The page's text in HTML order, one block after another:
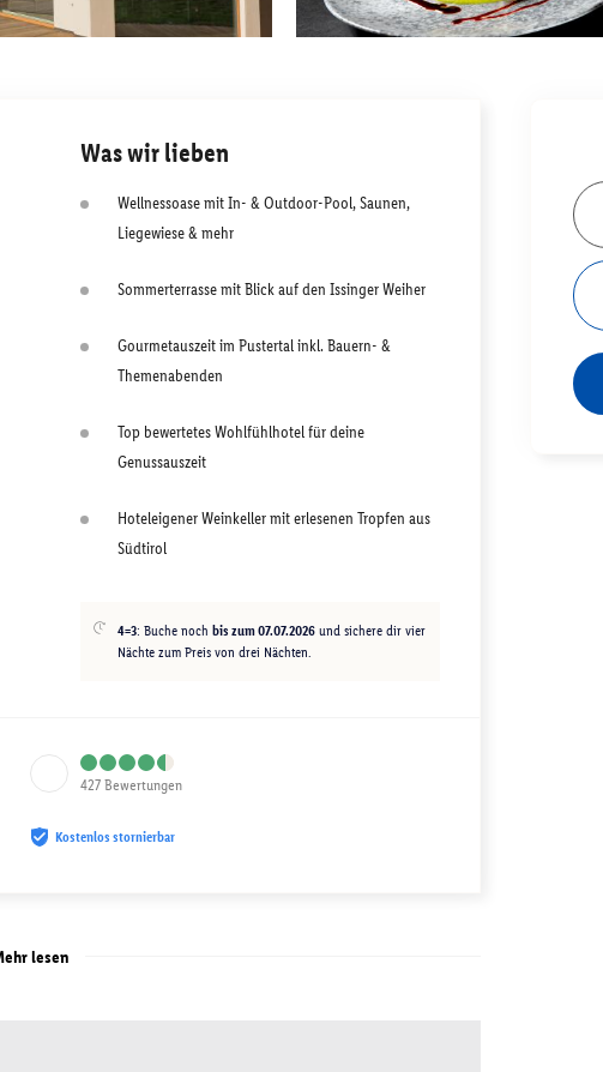
Was wir lieben
Wellnessoase mit In- & Outdoor-Pool, Saunen,
Liegewiese & mehr
Sommerterrasse mit Blick auf den Issinger Weiher
Gourmetauszeit im Pustertal inkl. Bauern- &
Themenabenden
Top bewertetes Wohlfühlhotel für deine
Genussauszeit
Hoteleigener Weinkeller mit erlesenen Tropfen aus
Südtirol
4=3: Buche noch bis zum 07.07.2026 und sichere dir vier
Nächte zum Preis von drei Nächten.
427 Bewertungen
Kostenlos stornierbar
lesen